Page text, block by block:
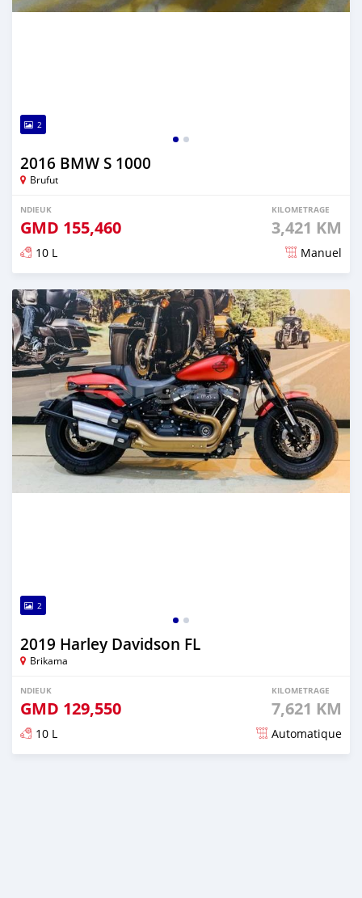
2
2016 BMW S 1000
Brufut
NDIEUK
GMD 155,460
KILOMETRAGE
3,421 KM
10 L Manuel
Dougal na niou ko depuis almost 6 years
2
2019 Harley Davidson FL
Brikama
NDIEUK
GMD 129,550
KILOMETRAGE
7,621 KM
10 L Automatique